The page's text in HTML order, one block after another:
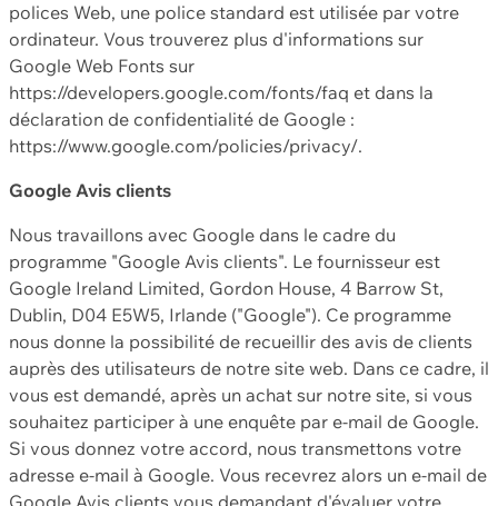
polices Web, une police standard est utilisée par votre
ordinateur. Vous trouverez plus d'informations sur
Google Web Fonts sur
https://developers.google.com/fonts/faq et dans la
déclaration de confidentialité de Google :
https://www.google.com/policies/privacy/.
Google Avis clients
Nous travaillons avec Google dans le cadre du
programme "Google Avis clients". Le fournisseur est
Google Ireland Limited, Gordon House, 4 Barrow St,
Dublin, D04 E5W5, Irlande ("Google"). Ce programme
nous donne la possibilité de recueillir des avis de clients
auprès des utilisateurs de notre site web. Dans ce cadre, il
vous est demandé, après un achat sur notre site, si vous
souhaitez participer à une enquête par e-mail de Google.
Si vous donnez votre accord, nous transmettons votre
adresse e-mail à Google. Vous recevrez alors un e-mail de